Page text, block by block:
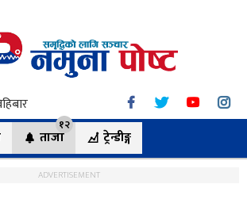
ताजा
१२
ट्रेन्डीङ्ग
ADVERTISEMENT